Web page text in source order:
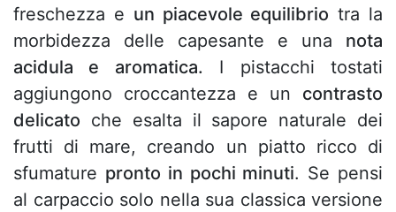
freschezza e un piacevole equilibrio tra la
morbidezza delle capesante e una nota
acidula e aromatica. I pistacchi tostati
aggiungono croccantezza e un contrasto
delicato che esalta il sapore naturale dei
frutti di mare, creando un piatto ricco di
sfumature pronto in pochi minuti. Se pensi
al carpaccio solo nella sua classica versione